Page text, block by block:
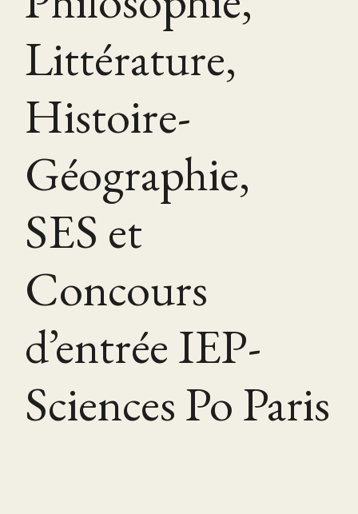
Littérature,
Histoire-
Géographie,
SES et
Concours
d’entrée IEP-
Sciences Po Paris